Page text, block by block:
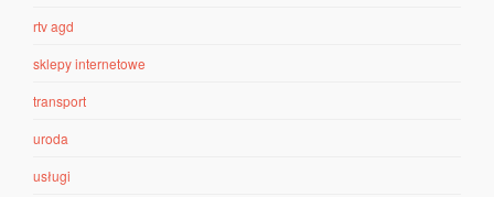
rtv agd
sklepy internetowe
transport
uroda
usługi